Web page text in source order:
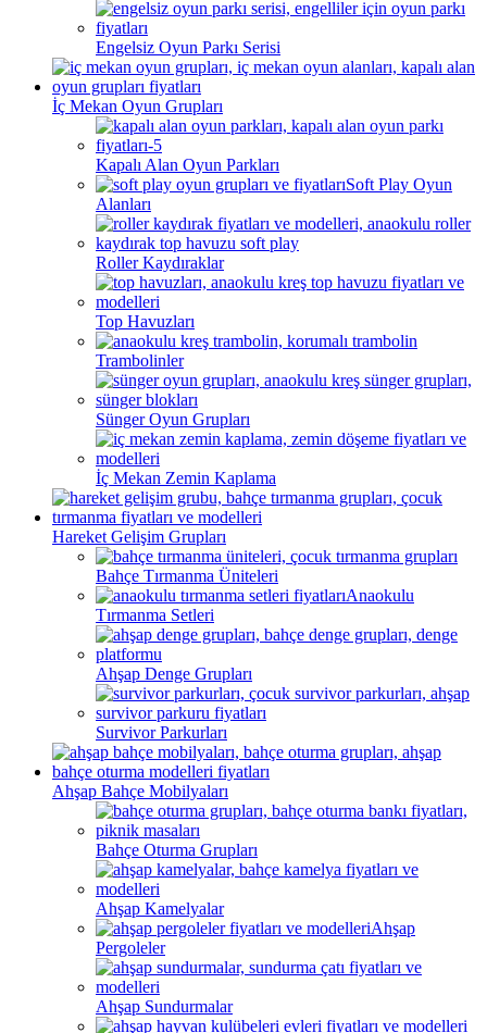
Engelsiz Oyun Parkı Serisi
İç Mekan Oyun Grupları
Kapalı Alan Oyun Parkları
Soft Play Oyun
Alanları
Roller Kaydıraklar
Top Havuzları
Trambolinler
Sünger Oyun Grupları
İç Mekan Zemin Kaplama
Hareket Gelişim Grupları
Bahçe Tırmanma Üniteleri
Anaokulu
Tırmanma Setleri
Ahşap Denge Grupları
Survivor Parkurları
Ahşap Bahçe Mobilyaları
Bahçe Oturma Grupları
Ahşap Kamelyalar
Ahşap
Pergoleler
Ahşap Sundurmalar